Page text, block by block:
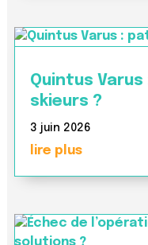
Quintus
skieurs ?
3 juin 2026
lire plus